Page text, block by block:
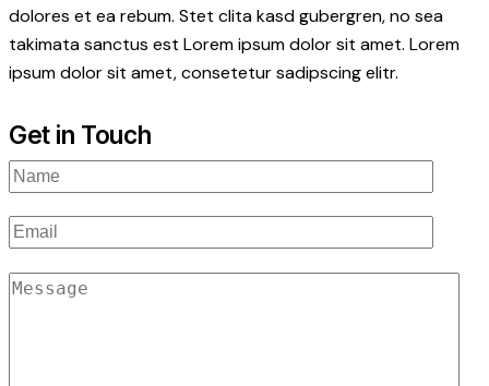
dolores et ea rebum. Stet clita kasd gubergren, no sea
takimata sanctus est Lorem ipsum dolor sit amet. Lorem
ipsum dolor sit amet, consetetur sadipscing elitr.
Get in Touch